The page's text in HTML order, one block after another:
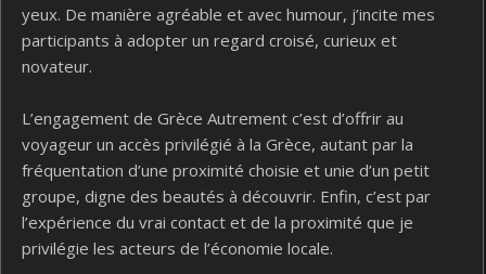
yeux. De manière agréable et avec humour, j’incite mes
participants à adopter un regard croisé, curieux et
novateur.
L’engagement de Grèce Autrement c’est d’offrir au
voyageur un accès privilégié à la Grèce, autant par la
fréquentation d’une proximité choisie et unie d’un petit
groupe, digne des beautés à découvrir. Enfin, c’est par
l’expérience du vrai contact et de la proximité que je
privilégie les acteurs de l’économie locale.